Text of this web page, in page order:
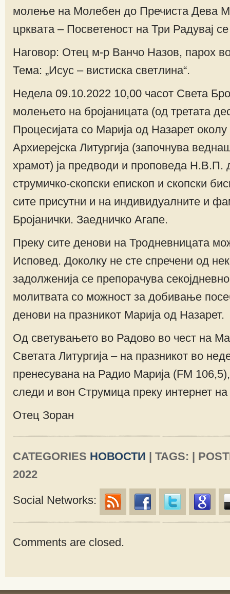
молење на Молебен до Пречиста Дева
црквата – Посветеност на Три Радувај
Наговор: Отец м-р Ванчо Назов, парох
Тема: „Исус – вистиска светлина“.
Недела 09.10.2022 10,00 часот Света
молењето на бројаницата (од третата
Процесијата со Марија од Назарет
Архиерејска Литургија (започнува
храмот) ја предводи и проповеда Н.В.П.
струмичко-скопски епископ и скопски
сите присутни и на индивидуалните и
Бројанички. Заедничко Агапе.
Преку сите денови на Тродневницата
Исповед. Доколку не сте спречени од
задолженија се препорачува
молитвата со можност за добивање
денови на празникот Марија од Назарет.
Од светувањето во Радово во чест на
Светата Литургија – на празникот во
пренесувана на Радио Марија (FM
следи и вон Струмица преку интернет
Отец Зоран
CATEGORIES НОВОСТИ | TAGS: |
2022
Social Networks:
Comments are closed.